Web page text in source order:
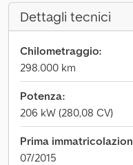
Dettagli tecnici
Chilometraggio:
298.000 km
Potenza:
206 kW (280,08 CV)
Prima
07/2015